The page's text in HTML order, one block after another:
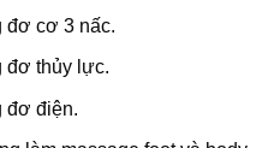
đơ cơ 3 nấc.
đơ thủy lực.
đơ điện.